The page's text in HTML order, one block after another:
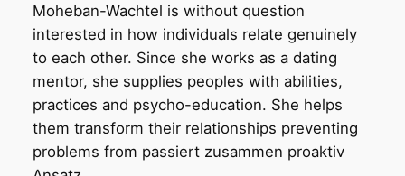
Moheban-Wachtel is without question
interested in how individuals relate genuinely
to each other. Since she works as a dating
mentor, she supplies peoples with abilities,
practices and psycho-education. She helps
them transform their relationships preventing
problems from passiert zusammen proaktiv